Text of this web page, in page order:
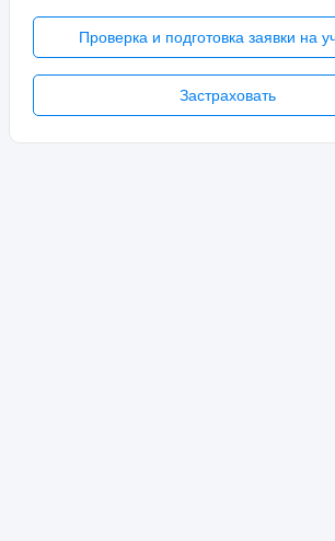
Проверка и подготовка заявки на
Застраховать